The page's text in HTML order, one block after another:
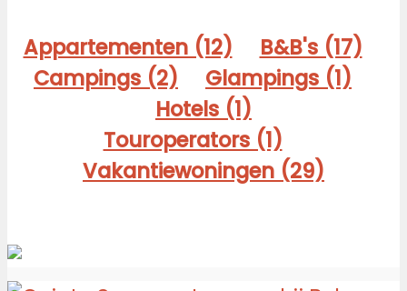
Appartementen (12)
B&B's (17)
Campings (2)
Glampings (1)
Hotels (1)
Touroperators (1)
Vakantiewoningen (29)